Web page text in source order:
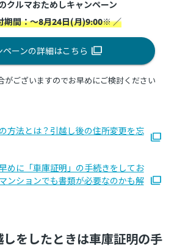
クルマおためしキャンペーン
期間：～8月24日(月)9:00※ ／
ペーンの詳細はこちら
ございますのでお早めにご検討ください
方法とは？引越し後の住所変更を忘
めに「車庫証明」の手続きをしてお
ンションでも書類が必要なのかも解
をしたときは車庫証明の手